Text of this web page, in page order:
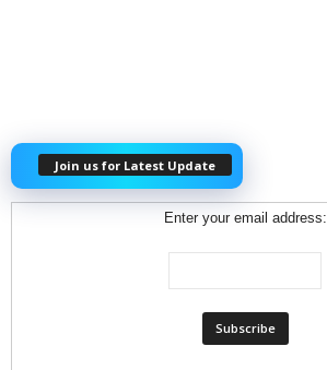
Join us for Latest Update
Enter your email address: